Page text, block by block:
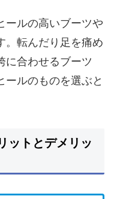
ールの高いブーツや
。転んだり足を痛め
に合わせるブーツ
ールのものを選ぶと
ットとデメリッ